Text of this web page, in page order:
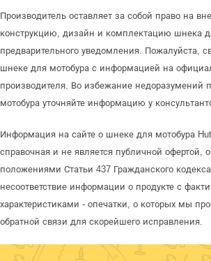
Производитель оставляет за собой право на
конструкцию, дизайн и комплектацию шнека
предварительного уведомления. Пожалуйста,
шнеке для мотобура с информацией на
производителя. Во избежание недоразумений
мотобура уточняйте информацию у
Информация на сайте о шнеке для мотобура
справочная и не является публичной офертой,
положениями Статьи 437 Гражданского
несоответствие информации о продукте с
характеристиками - опечатки, о которых мы
обратной связи для скорейшего исправления.